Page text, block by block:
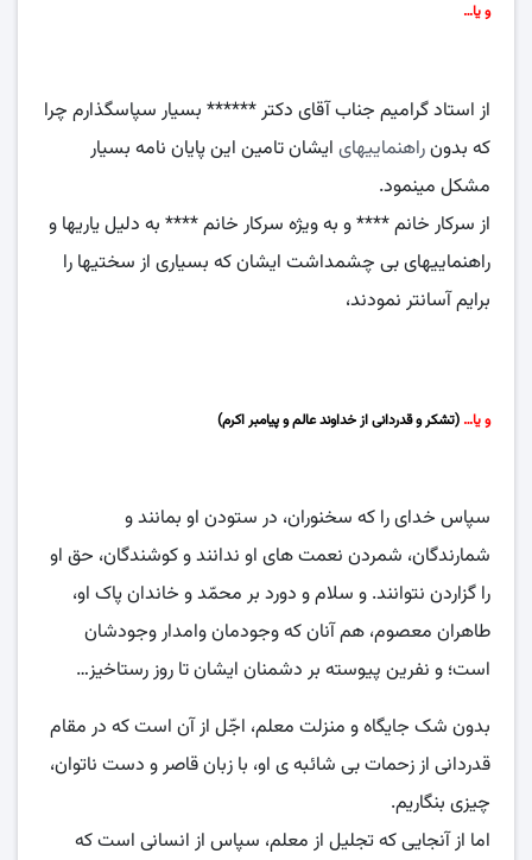
و یا…
از استاد گرامیم جناب آقای دکتر ****** بسیار سپاسگذارم چرا
که بدونراهنماییهای ایشان تامین این پایان نامه بسیار
مشکل مینمود.
از سرکار خانم **** و به ویژه سرکار خانم **** به دلیل یاریها و
راهنماییهای بی چشمداشت ایشان که بسیاری از سختیها را
برایم آسانتر نمودند،
و یا… (تشکر و قدردانی از خداوند عالم و پیامبر اکرم)
سپاس خدای را که سخنوران، در ستودن او بمانند و
شمارندگان، شمردن نعمت های او ندانند و کوشندگان، حق او
را گزاردن نتوانند. و سلام و دورد بر محمّد و خاندان پاک او،
طاهران معصوم، هم آنان که وجودمان وامدار وجودشان
است؛ و نفرین پیوسته بر دشمنان ایشان تا روز رستاخیز…
بدون شک جایگاه و منزلت معلم، اجّل از آن است که در مقام
قدردانی از زحمات بی شائبه ی او، با زبان قاصر و دست ناتوان،
چیزی بنگاریم.
اما از آنجایی که تجلیل از معلم، سپاس از انسانی است که